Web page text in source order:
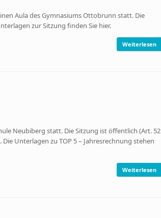
Aula des Gymnasiums Ottobrunn statt. Die
zur Sitzung finden Sie hier.
Weiterlesen
Neubiberg statt. Die Sitzung ist öffentlich (Art. 52
Unterlagen zu TOP 5 – Jahresrechnung stehen
Weiterlesen